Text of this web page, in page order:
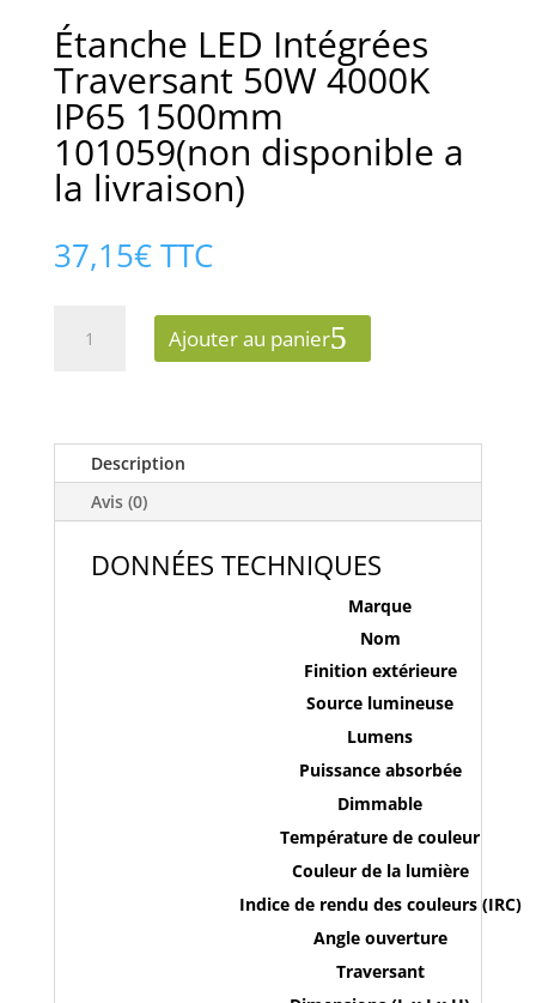
Étanche LED Intégrées
Traversant 50W 4000K
IP65 1500mm
101059(non disponible a
la livraison)
37,15€ TTC
Traversant
50W
4000K
1500mm
Ajouter au panier
Description
Avis (0)
DONNÉES TECHNIQUES
Marque
Nom
Finition extérieure
Source lumineuse
Lumens
Puissance absorbée
Dimmable
Température de couleur
Couleur de la lumière
Indice de rendu des couleurs (IRC)
Angle ouverture
Traversant